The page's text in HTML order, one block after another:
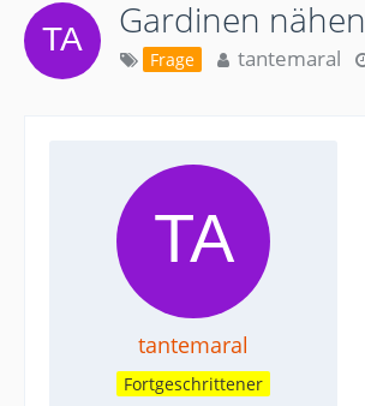
Gardinen nähen
Frage tantemaral
tantemaral
Fortgeschrittener